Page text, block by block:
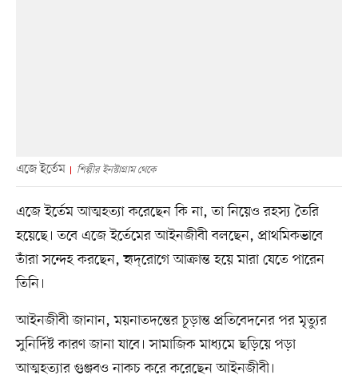
এজে ইর্তেম শিল্পীর ইনস্টাগ্রাম থেকে
এজে ইর্তেম আত্মহত্যা করেছেন কি না, তা নিয়েও রহস্য তৈরি
হয়েছে। তবে এজে ইর্তেমের আইনজীবী বলছেন, প্রাথমিকভাবে
তাঁরা সন্দেহ করছেন, হৃদ্‌রোগে আক্রান্ত হয়ে মারা যেতে পারেন
তিনি।
আইনজীবী জানান, ময়নাতদন্তের চূড়ান্ত প্রতিবেদনের পর মৃত্যুর
সুনির্দিষ্ট কারণ জানা যাবে। সামাজিক মাধ্যমে ছড়িয়ে পড়া
আত্মহত্যার গুঞ্জবও নাকচ করে করেছেন আইনজীবী।